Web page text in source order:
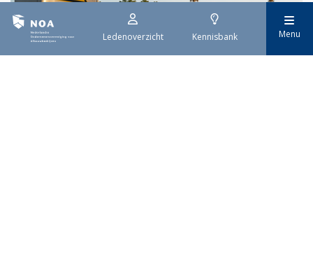
Ledenoverzicht Kennisbank Menu